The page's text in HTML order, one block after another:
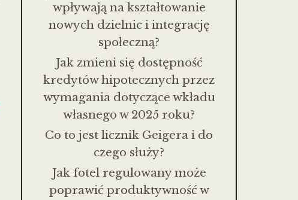
wpływają na kształtowanie
nowych dzielnic i integrację
społeczną?
Jak zmieni się dostępność
kredytów hipotecznych przez
wymagania dotyczące wkładu
własnego w 2025 roku?
Co to jest licznik Geigera i do
czego służy?
Jak fotel regulowany może
poprawić produktywność w